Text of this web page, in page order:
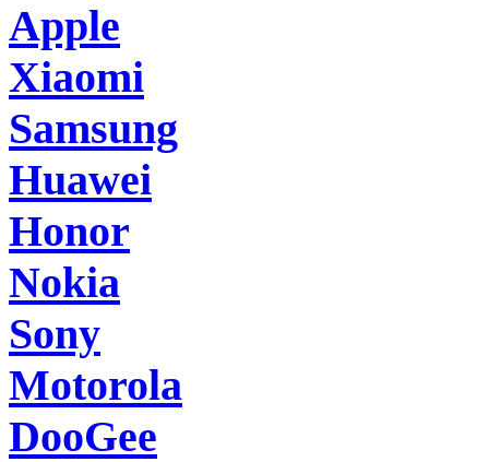
Apple
Xiaomi
Samsung
Huawei
Honor
Nokia
Sony
Motorola
DooGee